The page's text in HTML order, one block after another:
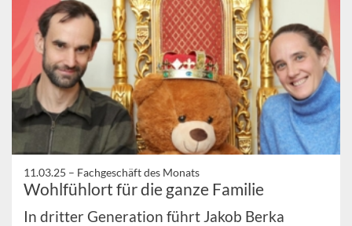
11.03.25 – Fachgeschäft des Monats
Wohlfühlort für die ganze Familie
In dritter Generation führt Jakob Berka